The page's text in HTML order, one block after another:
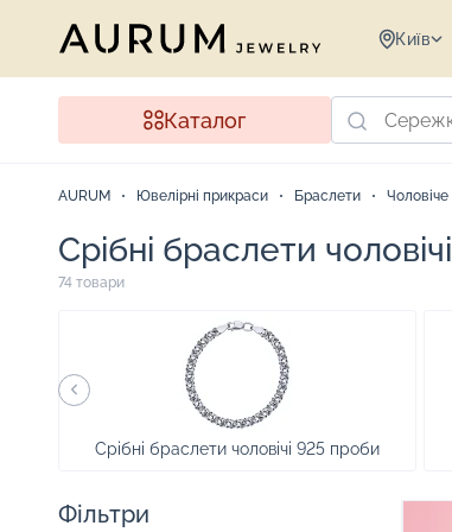
Київ
Каталог
AURUM Ювелірні прикраси Браслети Чоловіче
Срібні браслети чоловічі
74 товари
Срібні браслети чоловічі 925 проби
Фільтри